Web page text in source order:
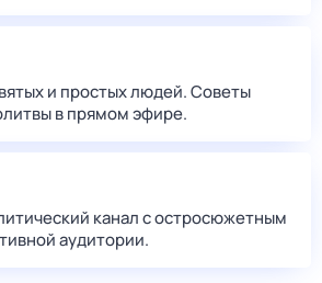
и простых людей. Советы
в прямом эфире.
канал с остросюжетным
аудитории.